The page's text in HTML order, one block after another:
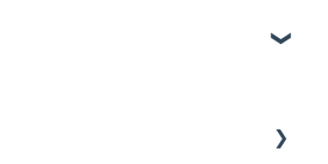
la interfaz de usuario